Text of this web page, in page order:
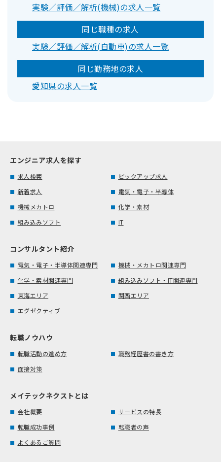
実験／評価／解析(機械)の求人一覧
同じ職種の求人
実験／評価／解析(自動車)の求人一覧
同じ勤務地の求人
愛知県の求人一覧
エンジニア求人を探す
求人検索
ピックアップ求人
新着求人
電気・電子・半導体
機械メカトロ
化学・素材
組み込みソフト
IT
コンサルタント紹介
電気・電子・半導体関連専門
機械・メカトロ関連専門
化学・素材関連専門
組み込みソフト・IT関連専門
東海エリア
関西エリア
エグゼクティブ
転職ノウハウ
転職活動の進め方
職務経歴書の書き方
面接対策
メイテックネクストとは
会社概要
サービスの特長
転職成功事例
転職者の声
よくあるご質問